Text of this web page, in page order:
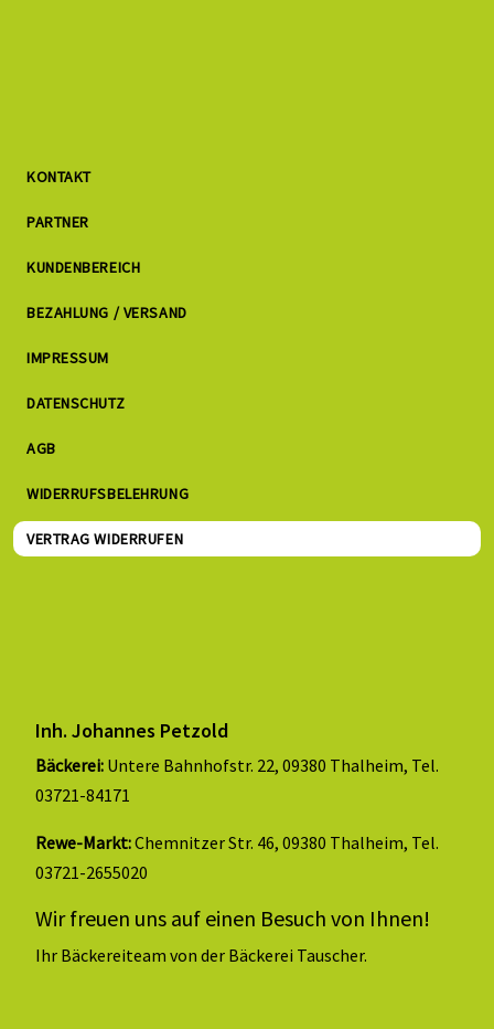
KONTAKT
PARTNER
KUNDENBEREICH
BEZAHLUNG / VERSAND
IMPRESSUM
DATENSCHUTZ
AGB
WIDERRUFSBELEHRUNG
VERTRAG WIDERRUFEN
Inh. Johannes Petzold
Bäckerei: Untere Bahnhofstr. 22, 09380 Thalheim, Tel.
03721-84171
Rewe-Markt:Chemnitzer Str. 46, 09380 Thalheim, Tel.
03721-2655020
Wir freuen uns auf einen Besuch von Ihnen!
Ihr Bäckereiteam von der Bäckerei Tauscher.